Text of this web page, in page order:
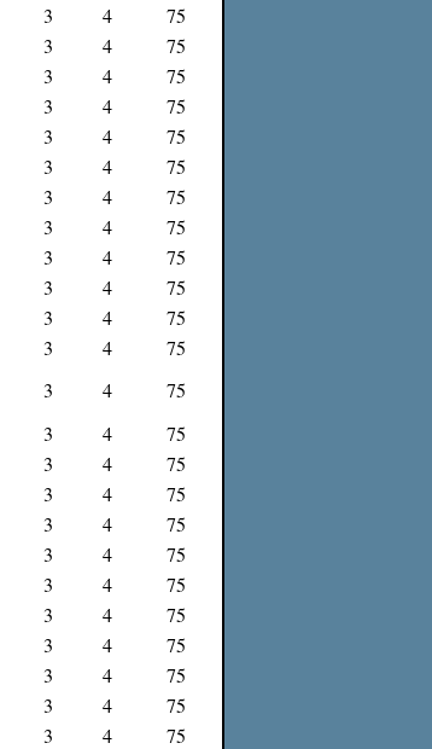
3 4
75
3 4
75
3 4
75
3 4
75
3 4
75
3 4
75
3 4
75
3 4
75
3 4
75
3 4
75
3 4
75
3 4
75
3 4
75
3 4
75
3 4
75
3 4
75
3 4
75
3 4
75
3 4
75
3 4
75
3 4
75
3 4
75
3 4
75
3 4
75